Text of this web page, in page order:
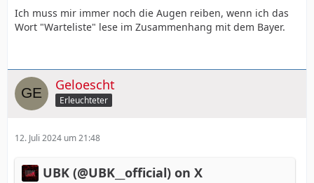
Ich muss mir immer noch die Augen reiben, wenn ich das
Wort "Warteliste" lese im Zusammenhang mit dem Bayer.
Geloescht
Erleuchteter
12. Juli 2024 um 21:48
UBK (@UBK__official) on X